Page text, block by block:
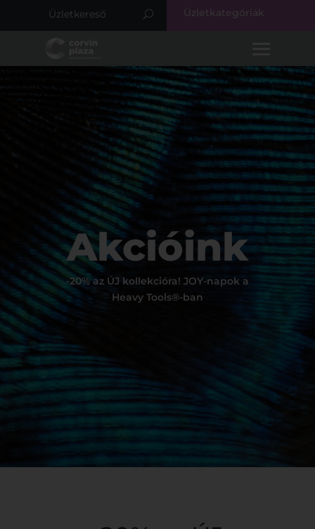
Üzletkategóriák
Akcióink
-20% az ÚJ kollekcióra! JOY-napok a
Heavy Tools®-ban